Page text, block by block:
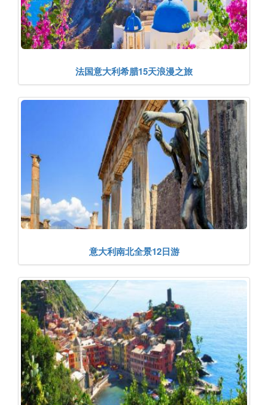
法国意大利希腊15天浪漫之旅
意大利南北全景12日游